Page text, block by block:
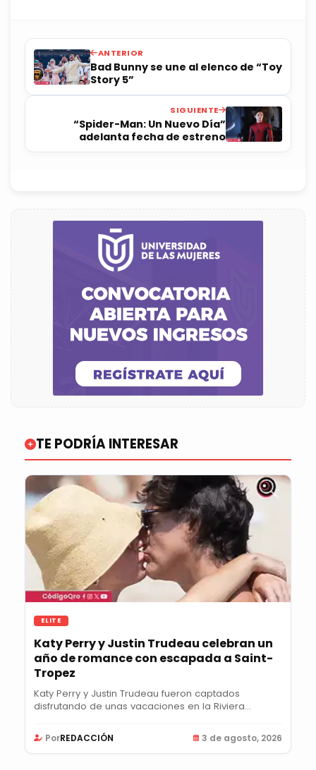
ANTERIOR
Bad Bunny se une al elenco de “Toy
Story 5”
SIGUIENTE
“Spider-Man: Un Nuevo Día”
adelanta fecha de estreno
TE PODRÍA INTERESAR
ELITE
Katy Perry y Justin Trudeau celebran un
año de romance con escapada a Saint-
Tropez
Katy Perry y Justin Trudeau fueron captados
disfrutando de unas vacaciones en la Riviera
PorREDACCIÓN 3 de agosto, 2026